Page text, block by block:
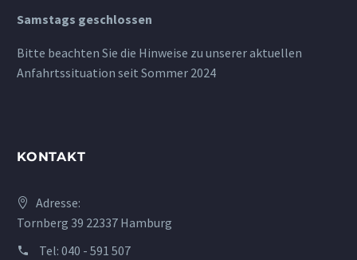
Samstags geschlossen
Bitte beachten Sie die Hinweise zu unserer aktuellen
Anfahrtssituation seit Sommer 2024
KONTAKT
Adresse:
Tornberg 39 22337 Hamburg
Tel: 040 - 591 507